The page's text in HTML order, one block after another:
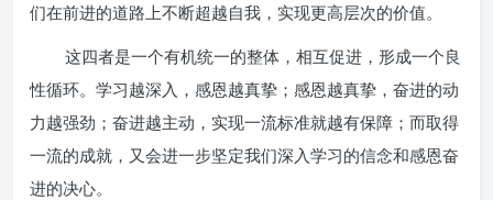
们在前进的道路上不断超越自我，实现更高层次的价值。
这四者是一个有机统一的整体，相互促进，形成一个良
性循环。学习越深入，感恩越真挚；感恩越真挚，奋进的动
力越强劲；奋进越主动，实现一流标准就越有保障；而取得
一流的成就，又会进一步坚定我们深入学习的信念和感恩奋
进的决心。